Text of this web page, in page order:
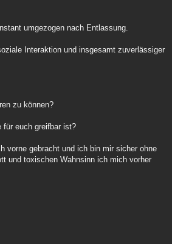
umgezogen nach Entlassung.
Interaktion und insgesamt zuverlässiger
zu können?
für euch greifbar ist?
vorne gebracht und ich bin mir sicher ohne
und toxischen Wahnsinn ich mich vorher